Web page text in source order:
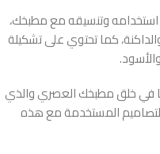
مميز يمكنك استخدامه وتنسيقه مع مطبخك،
كما تحتوي على تشكيلة
في خلق مطبخك العصري والذي
المستخدمة مع هذه